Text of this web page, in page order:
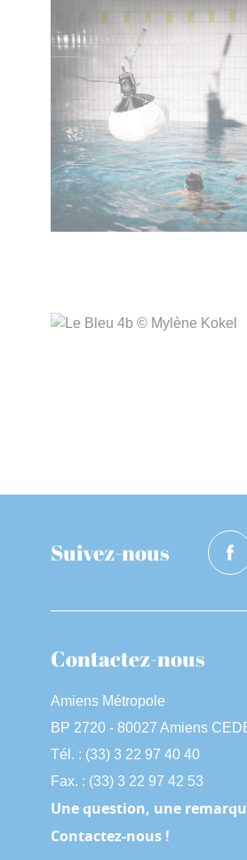
Suivez-nous
Contactez-nous
Amiens Métropole
BP 2720 - 80027 Amiens
Tél. : (33) 3 22 97 40 40
Fax. : (33) 3 22 97 42 53
Une question, une
Contactez-nous !